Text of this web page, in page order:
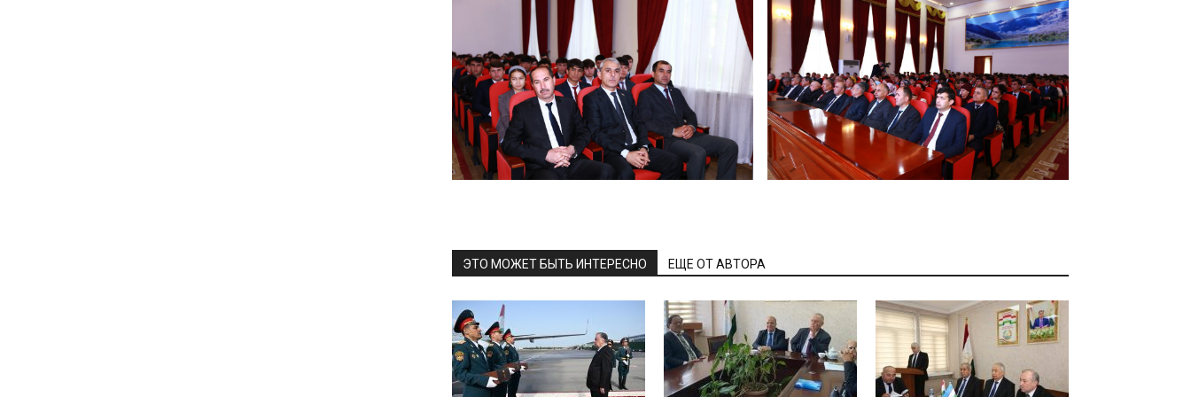
ЭТО МОЖЕТ БЫТЬ ИНТЕРЕСНО ЕЩЕ ОТ АВТОРА